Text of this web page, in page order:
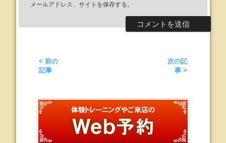
メールアドレス、サイトを保存する。
< 前の
記事
次の記
事 >